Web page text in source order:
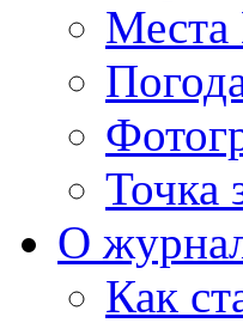
Места
Точка
О
Как